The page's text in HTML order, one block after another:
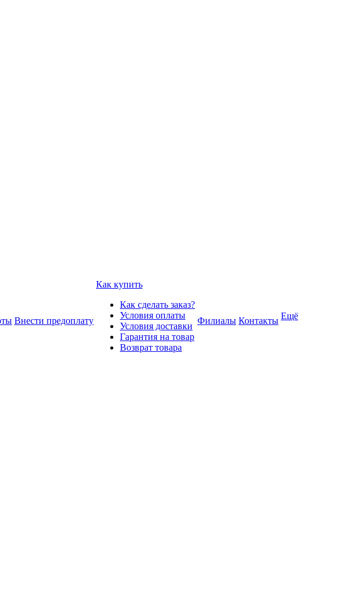
Внести предоплату
Как купить
Как сделать заказ?
Условия оплаты
Условия доставки
Гарантия на товар
Возврат товара
Филиалы Контакты Ещё